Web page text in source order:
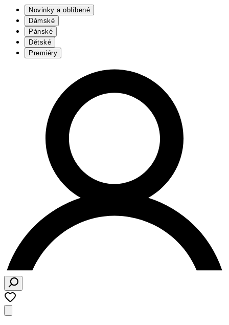
Novinky a oblíbené
Dámské
Pánské
Dětské
Premiéry